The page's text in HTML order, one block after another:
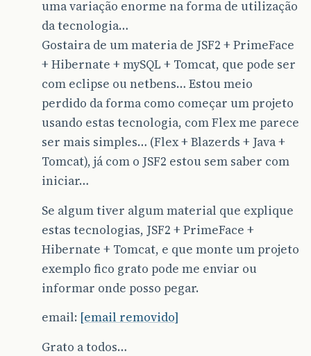
uma variação enorme na forma de utilização
da tecnologia…
Gostaira de um materia de JSF2 + PrimeFace
+ Hibernate + mySQL + Tomcat, que pode ser
com eclipse ou netbens… Estou meio
perdido da forma como começar um projeto
usando estas tecnologia, com Flex me parece
ser mais simples… (Flex + Blazerds + Java +
Tomcat), já com o JSF2 estou sem saber com
iniciar…
Se algum tiver algum material que explique
estas tecnologias, JSF2 + PrimeFace +
Hibernate + Tomcat, e que monte um projeto
exemplo fico grato pode me enviar ou
informar onde posso pegar.
email: [email removido]
Grato a todos…